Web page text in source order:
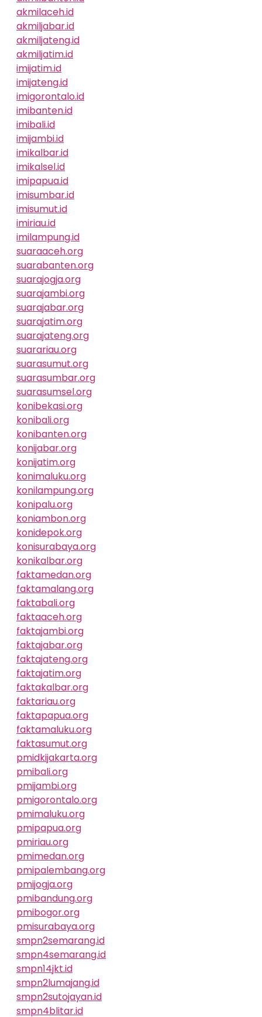
akmilaceh.id
akmiljabar.id
akmiljateng.id
akmiljatim.id
imijatim.id
imijateng.id
imigorontalo.id
imibanten.id
imibali.id
imijambi.id
imikalbar.id
imikalsel.id
imipapua.id
imisumbar.id
imisumut.id
imiriau.id
imilampung.id
suaraaceh.org
suarabanten.org
suarajogja.org
suarajambi.org
suarajabar.org
suarajatim.org
suarajateng.org
suarariau.org
suarasumut.org
suarasumbar.org
suarasumsel.org
konibekasi.org
konibali.org
konibanten.org
konijabar.org
konijatim.org
konimaluku.org
konilampung.org
konipalu.org
koniambon.org
konidepok.org
konisurabaya.org
konikalbar.org
faktamedan.org
faktamalang.org
faktabali.org
faktaaceh.org
faktajambi.org
faktajabar.org
faktajateng.org
faktajatim.org
faktakalbar.org
faktariau.org
faktapapua.org
faktamaluku.org
faktasumut.org
pmidkijakarta.org
pmibali.org
pmijambi.org
pmigorontalo.org
pmimaluku.org
pmipapua.org
pmiriau.org
pmimedan.org
pmipalembang.org
pmijogja.org
pmibandung.org
pmibogor.org
pmisurabaya.org
smpn2semarang.id
smpn4semarang.id
smpn14jkt.id
smpn2lumajang.id
smpn2sutojayan.id
smpn4blitar.id